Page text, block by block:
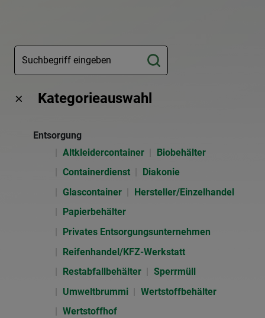
Kategorieauswahl
Entsorgung
Altkleidercontainer
Biobehälter
Containerdienst
Diakonie
Glascontainer
Hersteller/Einzelhandel
Papierbehälter
Privates Entsorgungsunternehmen
Reifenhandel/KFZ-Werkstatt
Restabfallbehälter
Sperrmüll
Umweltbrummi
Wertstoffbehälter
Wertstoffhof